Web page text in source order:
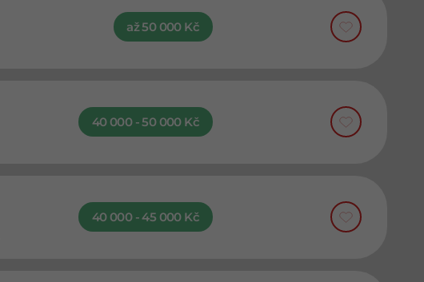
až 50 000 Kč
40 000 - 50 000 Kč
40 000 - 45 000 Kč